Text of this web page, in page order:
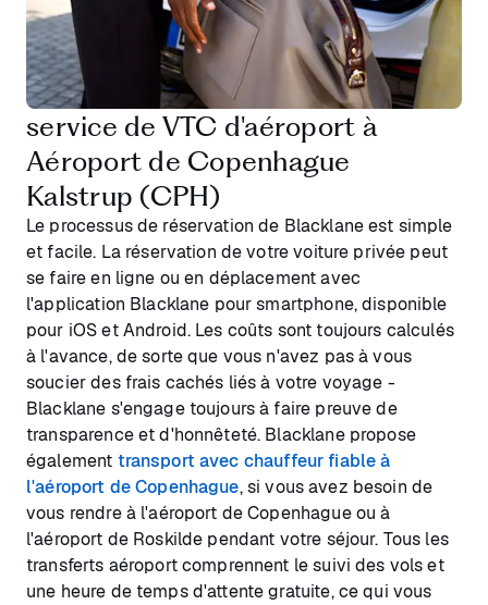
service de VTC d'aéroport à
Aéroport de Copenhague
Kalstrup (CPH)
Le processus de réservation de Blacklane est simple
et facile. La réservation de votre voiture privée peut
se faire en ligne ou en déplacement avec
l'application Blacklane pour smartphone, disponible
pour iOS et Android. Les coûts sont toujours calculés
à l'avance, de sorte que vous n'avez pas à vous
soucier des frais cachés liés à votre voyage -
Blacklane s'engage toujours à faire preuve de
transparence et d'honnêteté. Blacklane propose
également transport avec chauffeur fiable à
l'aéroport de Copenhague, si vous avez besoin de
vous rendre à l'aéroport de Copenhague ou à
l'aéroport de Roskilde pendant votre séjour. Tous les
transferts aéroport comprennent le suivi des vols et
une heure de temps d'attente gratuite, ce qui vous